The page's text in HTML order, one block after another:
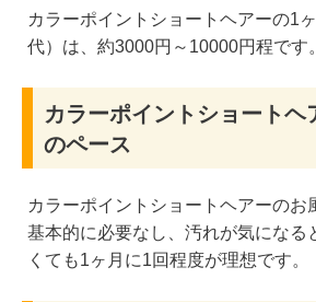
カラーポイントショートヘアーの1
代）は、約3000円～10000円程です。
カラーポイントショートヘ
のペース
カラーポイントショートヘアーのお
基本的に必要なし、汚れが気になる
くても1ヶ月に1回程度が理想です。